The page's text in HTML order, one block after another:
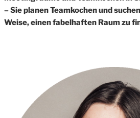
– Sie planen Teamkochen und
Weise, einen fabelhaften Raum zu